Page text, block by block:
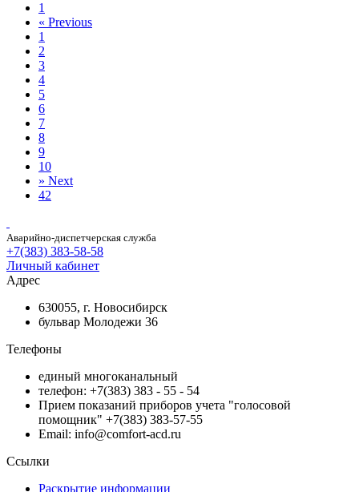
1
« Previous
1
2
3
4
5
6
7
8
9
10
» Next
42
Аварийно-диспетчерская служба
+7(383) 383-58-58
Личный кабинет
Адрес
630055, г. Новосибирск
бульвар Молодежи 36
Телефоны
единый многоканальный
телефон: +7(383) 383 - 55 - 54
Прием показаний приборов учета "голосовой
помощник" +7(383) 383-57-55
Email: info@comfort-acd.ru
Ссылки
Раскрытие информации